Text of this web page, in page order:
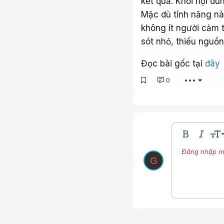
Mặc dù tính năng
không ít người cảm
sót nhỏ, thiếu
Đọc bài gốc tại đây
0 •••
G
Bold In
10
18
Nhúng thư
Màu chữ
Đăng nhập